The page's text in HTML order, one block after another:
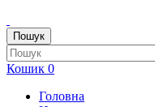
Пошук
Кошик 0
Головна